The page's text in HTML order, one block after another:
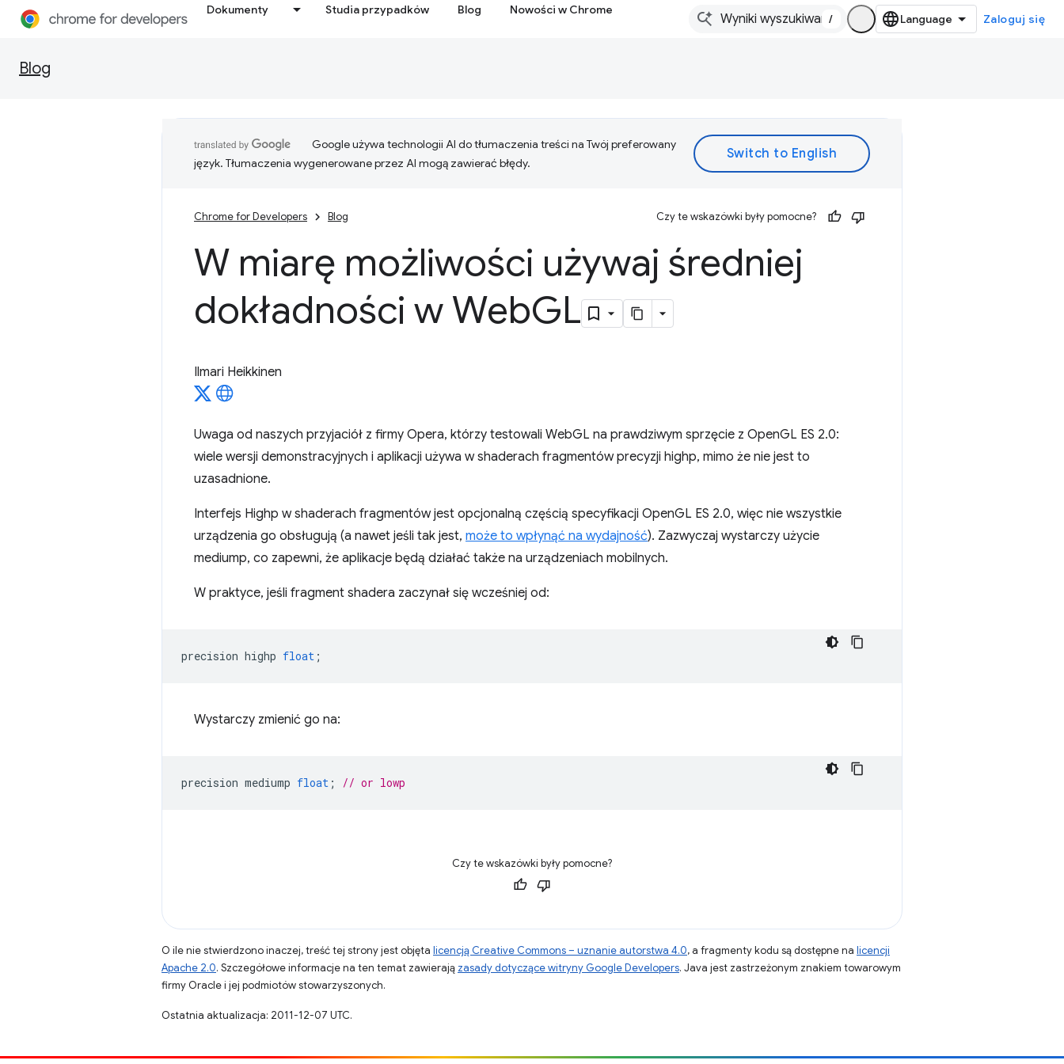
Dokumenty Studia przypadków Blog Nowości w Chrome
/ Zaloguj się
Blog
Google używa technologii AI do tłumaczenia treści na Twój preferowany
język. Tłumaczenia wygenerowane przez AI mogą zawierać błędy.
Chrome for Developers Blog Czy te wskazówki były pomocne?
W miarę możliwości używaj średniej
dokładności w WebGL
Ilmari Heikkinen
Uwaga od naszych przyjaciół z firmy Opera, którzy testowali WebGL na prawdziwym sprzęcie z OpenGL ES 2.0:
wiele wersji demonstracyjnych i aplikacji używa w shaderach fragmentów precyzji highp, mimo że nie jest to
uzasadnione.
Interfejs Highp w shaderach fragmentów jest opcjonalną częścią specyfikacji OpenGL ES 2.0, więc nie wszystkie
urządzenia go obsługują (a nawet jeśli tak jest, może to wpłynąć na wydajność). Zazwyczaj wystarczy użycie
mediump, co zapewni, że aplikacje będą działać także na urządzeniach mobilnych.
W praktyce, jeśli fragment shadera zaczynał się wcześniej od:
precision highp float ;
Wystarczy zmienić go na:
precision mediump float ; // or lowp
Czy te wskazówki były pomocne?
O ile nie stwierdzono inaczej, treść tej strony jest objęta licencją Creative Commons – uznanie autorstwa 4.0, a fragmenty kodu są dostępne na licencji
Apache 2.0. Szczegółowe informacje na ten temat zawierają zasady dotyczące witryny Google Developers. Java jest zastrzeżonym znakiem towarowym
firmy Oracle i jej podmiotów stowarzyszonych.
Ostatnia aktualizacja: 2011-12-07 UTC.